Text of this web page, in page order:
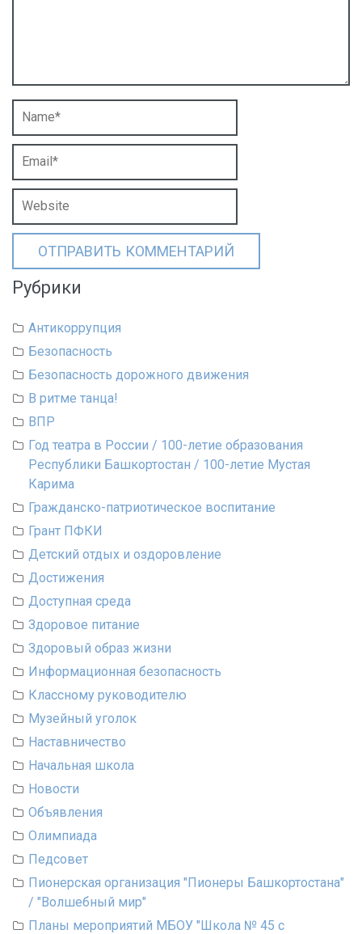
Рубрики
Антикоррупция
Безопасность
Безопасность дорожного движения
В ритме танца!
ВПР
Год театра в России / 100-летие образования
Республики Башкортостан / 100-летие Мустая
Карима
Гражданско-патриотическое воспитание
Грант ПФКИ
Детский отдых и оздоровление
Достижения
Доступная среда
Здоровое питание
Здоровый образ жизни
Информационная безопасность
Классному руководителю
Музейный уголок
Наставничество
Начальная школа
Новости
Объявления
Олимпиада
Педсовет
Пионерская организация "Пионеры Башкортостана"
/ "Волшебный мир"
Планы мероприятий МБОУ "Школа № 45 с